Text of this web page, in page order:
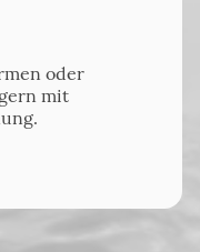
oder
mit